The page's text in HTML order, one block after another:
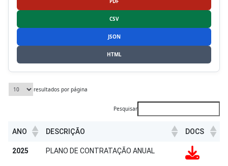
CSV
JSON
HTML
resultados por página
Pesquisar
ANO DESCRIÇÃO
DOCS
ANO
DESCRIÇÃO DOCS
2025 PLANO DE CONTRATAÇÃO ANUAL